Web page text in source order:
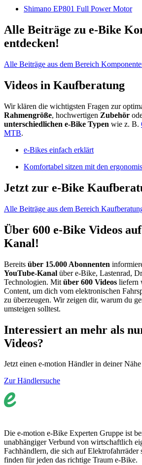
Shimano EP801 Full Power Motor
Alle Beiträge zu e-Bike
entdecken!
Alle Beiträge aus dem Bereich
Videos in Kaufberatung
Wir klären die wichtigsten Fragen zur
Rahmengröße, hochwertigen Zubehör
unterschiedlichen e-Bike Typen wie z. B.
MTB.
e-Bikes einfach erklärt
Komfortabel sitzen mit den
Jetzt zur e-Bike
Alle Beiträge aus dem Bereich
Über 600 e-Bike Videos
Kanal!
Bereits über 15.000 Abonnenten
YouTube-Kanal über e-Bike, Lastenrad,
Technologien. Mit über 600 Videos liefern
Content, um dich vom elektronischen
zu überzeugen. Wir zeigen dir, warum du
umsteigen solltest.
Interessiert an mehr als
Videos?
Jetzt einen e-motion Händler in deiner
Zur Händlersuche
Die e-motion e-Bike Experten Gruppe ist
unabhängiger Verbund von wirtschaftlich
Fachhändlern, die sich auf Elektrofahrräder
finden für jeden das richtige Traum e-Bike.